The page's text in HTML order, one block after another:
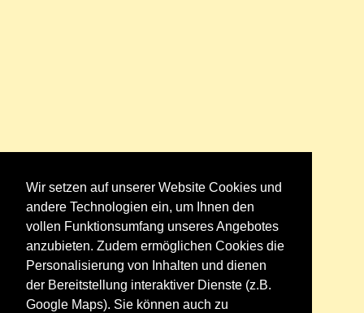
Wir setzen auf unserer Website Cookies und
andere Technologien ein, um Ihnen den
vollen Funktionsumfang unseres Angebotes
anzubieten. Zudem ermöglichen Cookies die
Personalisierung von Inhalten und dienen
der Bereitstellung interaktiver Dienste (z.B.
Google Maps). Sie können auch zu